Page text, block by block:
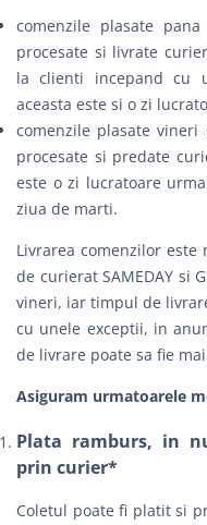
comenzile plasate
procesate si livrate
la clienti incepand cu
aceasta este si o zi
comenzile plasate
procesate si predate
este o zi lucratoare
ziua de marti.
Livrarea comenzilor
de curierat SAMEDAY si
vineri, iar timpul de
cu unele exceptii, in
de livrare poate sa fie
Asiguram urmatoarele
Plata ramburs, in
prin curier*
Coletul poate fi platit si